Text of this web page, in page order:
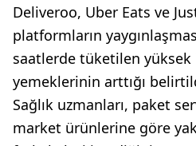
Deliveroo, Uber Eats ve
platformların
saatlerde tüketilen
yemeklerinin arttığı
Sağlık uzmanları, paket
market ürünlerine göre